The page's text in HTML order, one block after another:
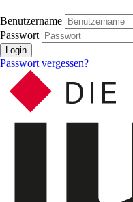
Benutzername
Passwort
Login
Passwort vergessen?